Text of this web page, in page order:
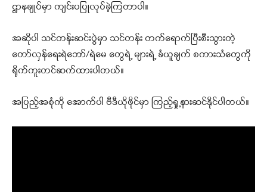
ဌာနချုပ်မှာ ကျင်းပပြုလုပ်ခဲ့ကြတာပါ။
အဆိုပါ သင်တန်းဆင်းပွဲမှာ သင်တန်း တက်ရောက်ပြီးစီးသွားတဲ့
တော်လှန်ရေးရဲဘော်/ရဲမေ တွေရဲ့ များရဲ့ ခံယူချက် စကားသံတွေကို
ရိုက်ကူးတင်ဆက်ထားပါတယ်။
အပြည့်အစုံကို အောက်ပါ ဗီဒီယိုဖိုင်မှာ ကြည့်ရှု့နားဆင်နိုင်ပါတယ်။